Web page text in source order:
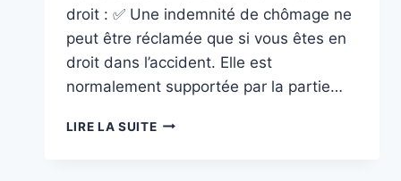
droit : ✅ Une indemnité de chômage ne
peut être réclamée que si vous êtes en
droit dans l’accident. Elle est
normalement supportée par la partie…
LIRE LA SUITEINDEMNITÉ